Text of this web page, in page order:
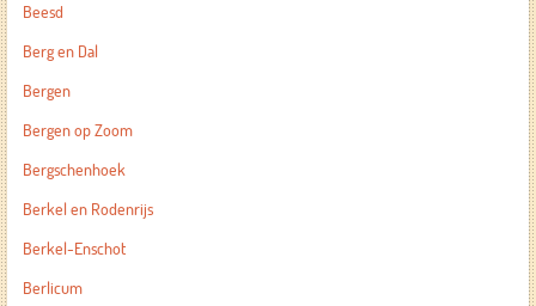
Beesd
Berg en Dal
Bergen
Bergen op Zoom
Bergschenhoek
Berkel en Rodenrijs
Berkel-Enschot
Berlicum